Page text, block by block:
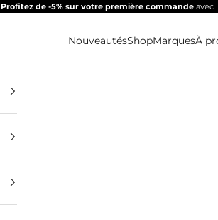
Profitez de -5% sur votre première commande avec
NouveautésShopMarquesÀ